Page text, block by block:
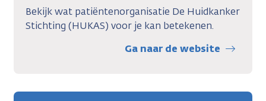
Bekijk wat patiëntenorganisatie De Huidkanker
Stichting (HUKAS) voor je kan betekenen.
Ga naar de website